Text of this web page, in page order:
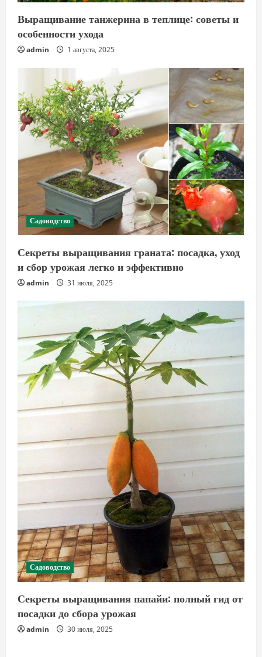
Выращивание танжерина в теплице: советы и
особенности ухода
admin 1 августа, 2025
Садоводство
Секреты выращивания граната: посадка, уход
и сбор урожая легко и эффективно
admin 31 июля, 2025
Садоводство
Секреты выращивания папайи: полный гид от
посадки до сбора урожая
admin 30 июля, 2025